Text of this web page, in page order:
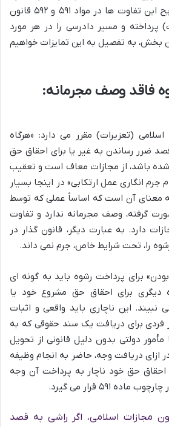
قضائیه، با دقت به تشریح این تفاوت ها در مواد ۵۹۱ و ۵۹۲ قانون
پرداخته و مسیر دادرسی را در هر مورد
بخش، به تفصیل به این تمایزات خواهیم
فاقد وصف مجرمانه:
اسلامی (تعزیرات) مقرر می دارد: «هرگاه
ضرر رساندن به غیر یا برای احقاق حق
شده باشد، از مجازات معاف است و تعقیب
جرم انگاری عمل ارتکابی» در اینجا بسیار
معنای آن است که اساساً عملی که توسط
گرفته، وصف مجرمانه ندارد و تفاوت
دارد. به عبارت دیگر، قانون گذار در
را، تحت شرایط خاص، جرم نمی داند.
برای پرداخت رشوه باید به گونه ای
دیگری برای احقاق حق مشروع خود یا
نبیند. این ناچاری باید واقعی و اثبات
فردی برای دریافت یک سند حقوقی که به
دولتی بدون دلیل قانونی از تحویل
ازای دریافت وجه، حاضر به انجام وظیفه
احقاق حق خود ناچار به پرداخت آن وجه
۵۹۱ قرار می گیرد.
ماده ۵۹۱ قانون مجازات اسلامی، اگر راشی به قصد